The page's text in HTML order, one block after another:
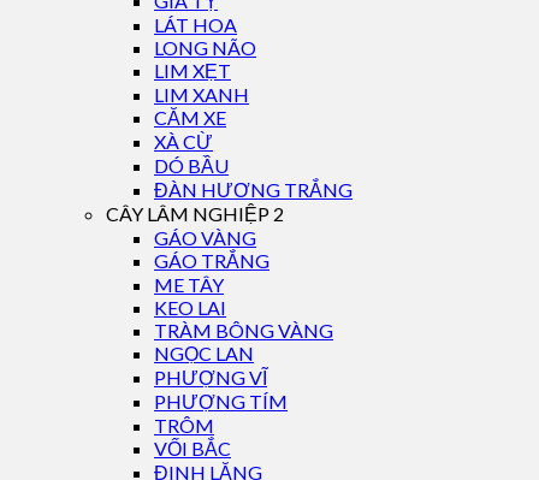
LÁT HOA
LONG NÃO
LIM XẸT
LIM XANH
CĂM XE
XÀ CỪ
DÓ BẦU
ĐÀN HƯƠNG TRẮNG
CÂY LÂM NGHIỆP 2
GÁO VÀNG
GÁO TRẮNG
ME TÂY
KEO LAI
TRÀM BÔNG VÀNG
NGỌC LAN
PHƯỢNG VĨ
PHƯỢNG TÍM
TRÔM
VỐI BẮC
ĐINH LĂNG